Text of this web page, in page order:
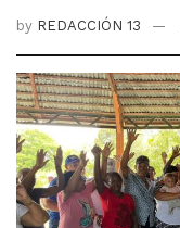
by REDACCIÓN 13